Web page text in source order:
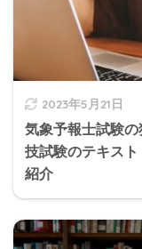
2023年5月21日
気象予報士試験
技試験のテキス
紹介